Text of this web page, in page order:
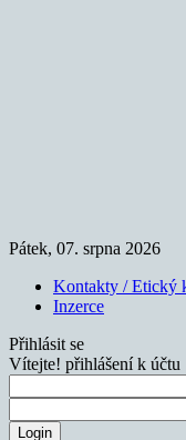
Pátek, 07. srpna 2026
Kontakty / Etický
Inzerce
Přihlásit se
Vítejte! přihlášení k účtu